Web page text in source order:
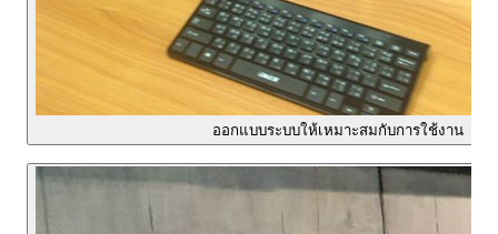
ออกแบบระบบให้เหมาะสมกับการใช้งาน